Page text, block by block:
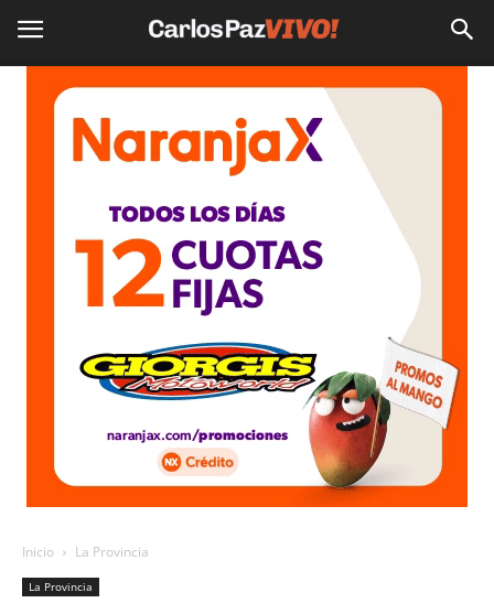
Inicio La Provincia
La Provincia